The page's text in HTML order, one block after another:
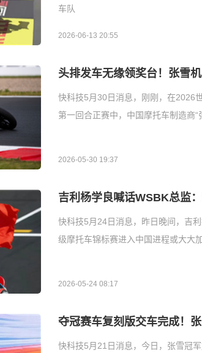
车队
2026-06-13 20:55
头排发车无缘领奖台！张雪
快科技5月30日消息，刚刚，在2026
第一回合正赛中，中国摩托车制造商
2026-05-30 19:37
吉利杨学良喊话WSBK总监
快科技5月24日消息，昨日晚间，吉
级摩托车锦标赛进入中国进程或大大
2026-05-24 08:17
夺冠赛车复刻版交车完成！
快科技5月21日消息，今日，张雪冠